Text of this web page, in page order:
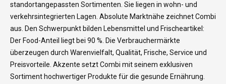
standortangepassten Sortimenten. Sie liegen in wohn- und
verkehrsintegrierten Lagen. Absolute Marktnähe zeichnet Combi
aus. Den Schwerpunkt bilden Lebensmittel und Frischeartikel:
Der Food-Anteil liegt bei 90 %. Die Verbrauchermärkte
überzeugen durch Warenvielfalt, Qualität, Frische, Service und
Preisvorteile. Akzente setzt Combi mit seinem exklusiven
Sortiment hochwertiger Produkte für die gesunde Ernährung.